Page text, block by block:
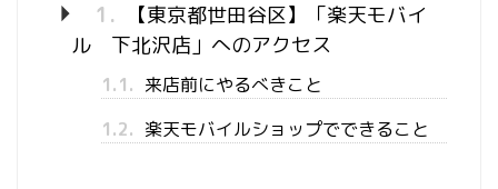
1.
【東京都世田谷区】「楽天モバイ
ル 下北沢店」へのアクセス
1.1. 来店前にやるべきこと
1.2. 楽天モバイルショップでできること